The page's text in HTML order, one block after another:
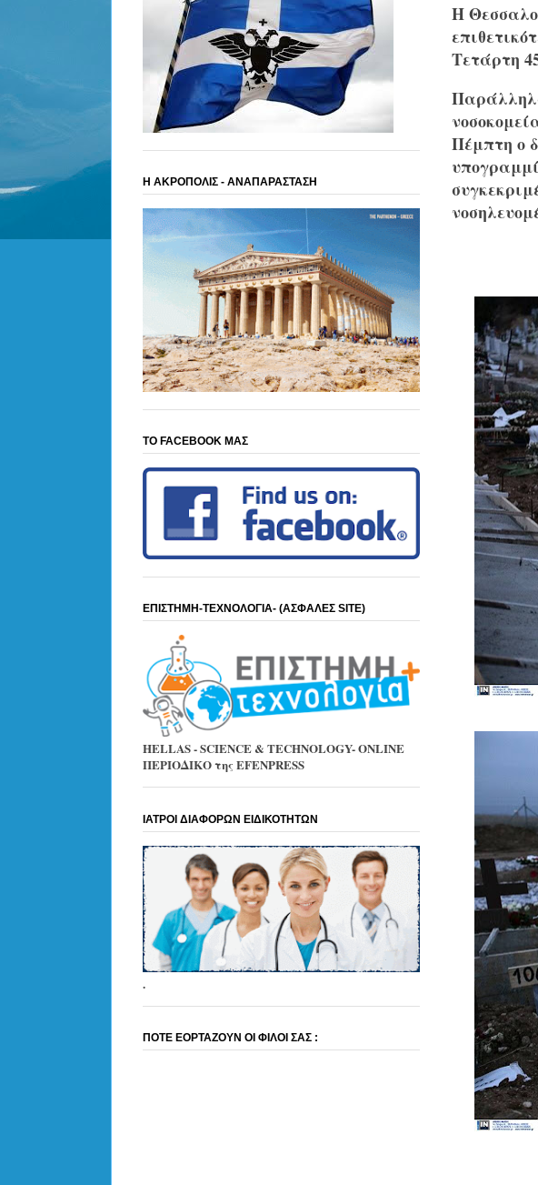
Η
Τετάρτη
Πέμπτη ο
Η ΑΚΡΟΠΟΛΙΣ - ΑΝΑΠΑΡΑΣΤΑΣΗ
ΤΟ FACEBOOK ΜΑΣ
ΕΠΙΣΤΗΜΗ-ΤΕΧΝΟΛΟΓΙΑ- (ΑΣΦΑΛΕΣ SITE)
HELLAS - SCIENCE & TECHNOLOGY- ONLINE
ΠΕΡΙΟΔΙΚΟ της EFENPRESS
ΙΑΤΡΟΙ ΔΙΑΦΟΡΩΝ ΕΙΔΙΚΟΤΗΤΩΝ
.
ΠΟΤΕ ΕΟΡΤΑΖΟΥΝ ΟΙ ΦΙΛΟΙ ΣΑΣ :